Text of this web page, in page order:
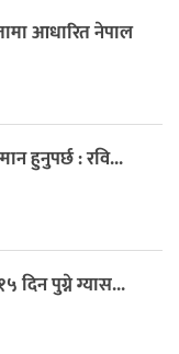
आधारित नेपाल
हुनुपर्छ : रवि...
दिन पुग्ने ग्यास...